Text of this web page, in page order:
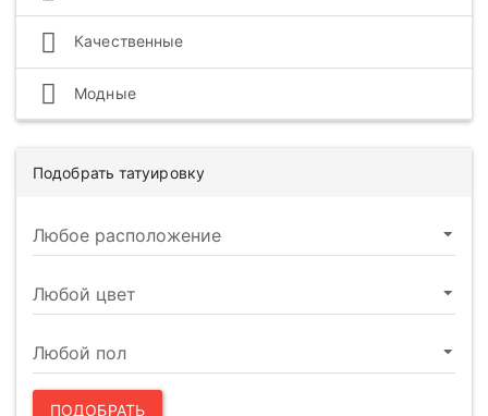
Качественные
Модные
Подобрать татуировку
ПОДОБРАТЬ